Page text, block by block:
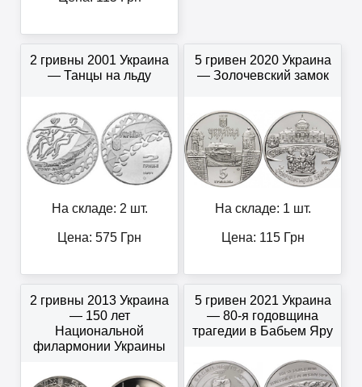
2 гривны 2001 Украина
— Танцы на льду
На складе: 2 шт.
Цена: 575 Грн
5 гривен 2020 Украина
— Золочевский замок
На складе: 1 шт.
Цена: 115Грн
2 гривны 2013 Украина
— 150 лет
Национальной
филармонии Украины
5 гривен 2021 Украина
— 80-я годовщина
трагедии в Бабьем Яру